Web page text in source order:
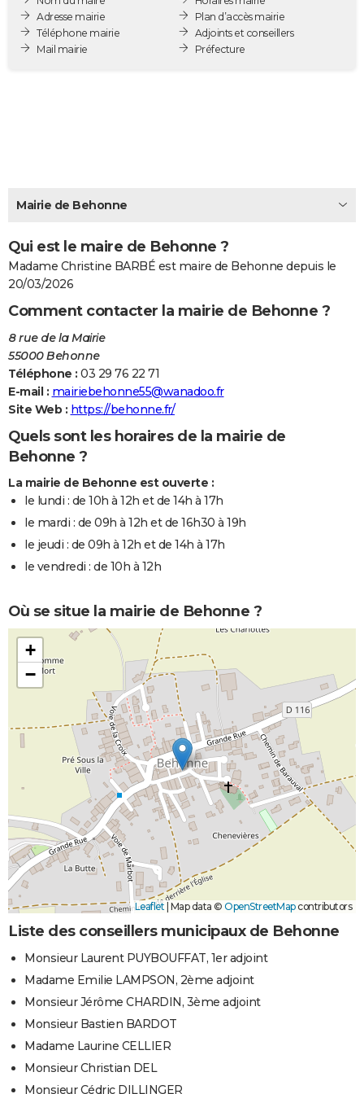
Destinations
City break
Voyage nature
Voyage de noces
Forum
Climat
PHOTO
GUIDES D'ACHAT
S'inscrire
Se connecter
Lycées
Collèges
Primaires
Universités
Entreprises
Service militaire
Avis de recherche
AVIS DE DÉCÈS
FORUM
Bricolage
Lifestyle
Culture
Sport
Auto
Television
Voyage
Cinema
Adresse mairie
Téléphone mairie
Mail mairie
Plan d’accès mairie
Adjoints et conseillers
Préfecture
Mairie de Behonne
Qui est le maire de Behonne ?
Madame Christine BARBÉ est maire de Behonne depuis le
20/03/2026
Comment contacter la mairie de Behonne ?
8 rue de la Mairie
55000 Behonne
Téléphone : 03 29 76 22 71
E-mail : mairiebehonne55@wanadoo.fr
Site Web : https://behonne.fr/
Quels sont les horaires de la mairie de
Behonne ?
La mairie de Behonne est ouverte :
le lundi : de 10h à 12h et de 14h à 17h
le mardi : de 09h à 12h et de 16h30 à 19h
le jeudi : de 09h à 12h et de 14h à 17h
le vendredi : de 10h à 12h
Où se situe la mairie de Behonne ?
+
−
Leaflet Map data © OpenStreetMapcontributors
Liste des conseillers municipaux de Behonne
Monsieur Laurent PUYBOUFFAT, 1er adjoint
Madame Emilie LAMPSON, 2ème adjoint
Monsieur Jérôme CHARDIN, 3ème adjoint
Monsieur Bastien BARDOT
Madame Laurine CELLIER
Monsieur Christian DEL
Monsieur Cédric DILLINGER